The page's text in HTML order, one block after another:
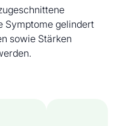
Symptome gelindert
sowie Stärken